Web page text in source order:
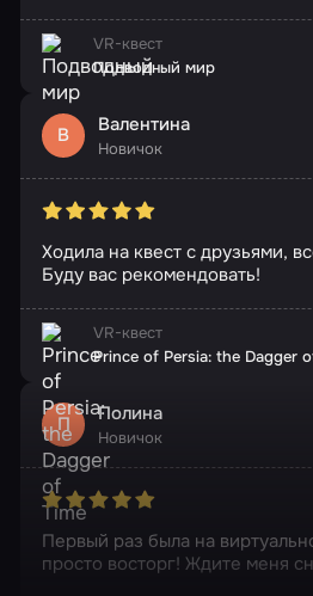
VR-квест
Подводный мир
В Валентина
Новичок
Ходила на квест с друзьями,
Буду вас рекомендовать!
VR-квест
Prince of Persia: the Dagger
П Полина
Новичок
Первый раз была на
просто восторг! Ждите меня